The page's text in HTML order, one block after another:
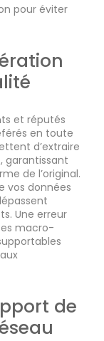
pour éviter
et réputés
en toute
d’extraire
garantissant
de l’original.
vos données
Une erreur
macro-
de